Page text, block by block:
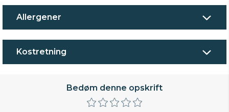
Allergener
Kostretning
Bedøm denne opskrift